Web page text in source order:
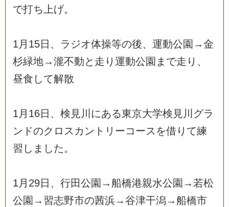
で打ち 上げ。
1 月 15日 、 ラ ジオ体操等の後、 運動公園 →金
杉緑地→瀧不動と 走 り 運動公園 ま で走 り 、
昼食 して解散
1 月 16日 、 検 見 川 にある東京大学検 見 川 グラ
ン ドのク ロ ス カ ン ト リ ーコ ース を借り て練
習 し ま した。
1 月 29日 、 行田公園 → 船橋港親水公園 → 若松
公園 → 習志野市の茜浜→谷津干潟 → 船橋市